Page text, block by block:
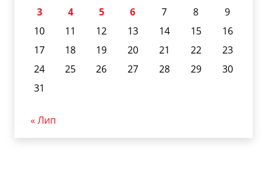
3
4 5 6 7 8
9
10
11 12 13 14 15
16
17
18 19 20 21 22
23
24
25 26 27 28 29
30
31
« Лип